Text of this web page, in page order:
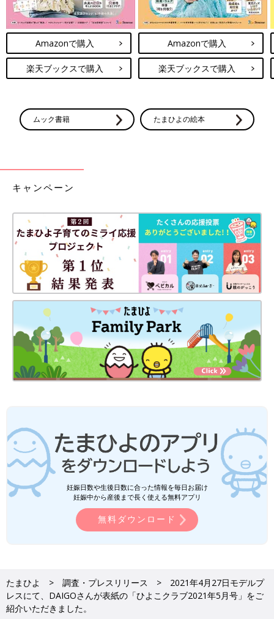
Amazonで購入
楽天ブックスで購入
Amazonで購入
楽天ブックスで購入
ムック書籍 たまひよの絵本
キャンペーン
妊娠日数や生後日数に合った情報を毎日お届け
妊娠中から産後まで長く使える無料アプリ
無料ダウンロード
たまひよ 調査・プレスリリース
2021年4月27日モデルプ
レスにて、DAIGOさんが表紙の「ひよこクラブ2021年5月号」をご
紹介いただきました。